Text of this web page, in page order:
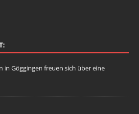
in Göggingen freuen sich über eine